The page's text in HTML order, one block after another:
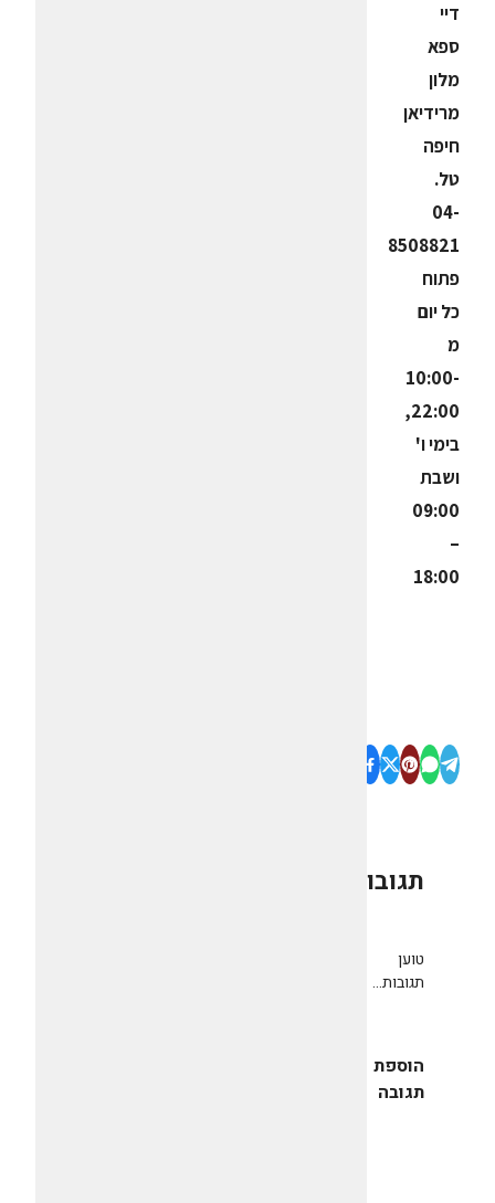
דיי
ספא
מלון
מרידיאן
חיפה
טל.
04-
8508821
פתוח
כל יום
מ
10:00-
22:00,
בימי ו'
ושבת
09:00
–
18:00
תגובות
טוען
תגובות...
הוספת
תגובה